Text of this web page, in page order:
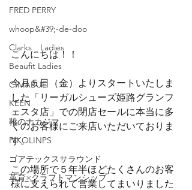
FRED PERRY
whoop&#39;-de-doo
Clarks Ladies
Beaufit Ladies
CIMABUE
KEEN
靴のナカジマ
PIKOLINPS
ゴアテックスサラウンド
革育×クラフトマンシップ
こんにちは！！
今月５日（金）よりスタートいたしま
した「リーガルシューズ姫路グランフ
ェスタ店」での閉店セールに本当に多
くのお客様にご来店いただいておりま
す。
この場所で５年半ほどたくさんのお客
様に支えられて営業してまいりました